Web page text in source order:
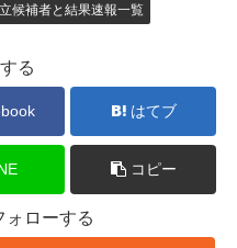
候補者と結果速報一覧
る
はてブ
コピー
ォローする